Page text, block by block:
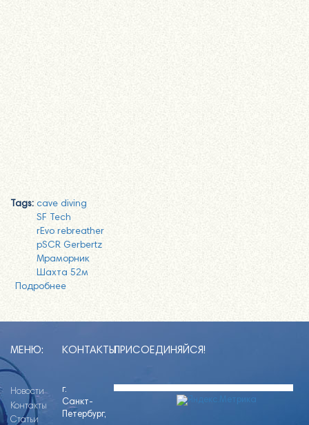
Tags: cave diving
SF Tech
rEvo rebreather
pSCR Gerbertz
Мраморник
Шахта 52м
Подробнее
МЕНЮ:
Новости
Контакты
Статьи
КОНТАКТЫ
г.
Санкт-
Петербург,
ПРИСОЕДИНЯЙСЯ!